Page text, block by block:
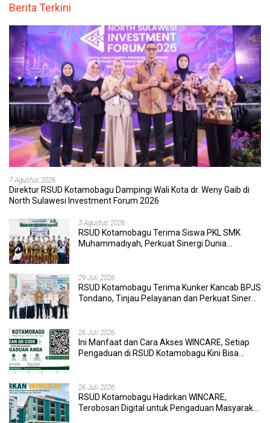
Berita Terkini
7 Agustus 2026
Direktur RSUD Kotamobagu Dampingi Wali Kota dr. Weny Gaib di
North Sulawesi Investment Forum 2026
3 Agustus 2026
RSUD Kotamobagu Terima Siswa PKL SMK
Muhammadiyah, Perkuat Sinergi Dunia
29 Juli 2026
RSUD Kotamobagu Terima Kunker Kancab BPJS
Tondano, Tinjau Pelayanan dan Perkuat Sinergi
26 Juli 2026
Ini Manfaat dan Cara Akses WINCARE, Setiap
Pengaduan di RSUD Kotamobagu Kini Bisa
26 Juli 2026
RSUD Kotamobagu Hadirkan WINCARE,
Terobosan Digital untuk Pengaduan Masyarakat